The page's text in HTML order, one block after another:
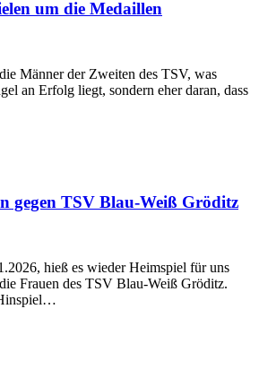
um die Medaillen
Männer der Zweiten des TSV, was
an Erfolg liegt, sondern eher daran, dass
gegen TSV Blau-Weiß Gröditz
hieß es wieder Heimspiel für uns
Frauen des TSV Blau-Weiß Gröditz.